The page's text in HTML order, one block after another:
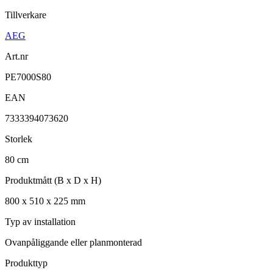
Tillverkare
AEG
Art.nr
PE7000S80
EAN
7333394073620
Storlek
80 cm
Produktmått (B x D x H)
800 x 510 x 225 mm
Typ av installation
Ovanpåliggande eller planmonterad
Produkttyp